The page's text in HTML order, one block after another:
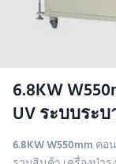
6.8KW
UV ระบบระ
6.8KW W550mm ค